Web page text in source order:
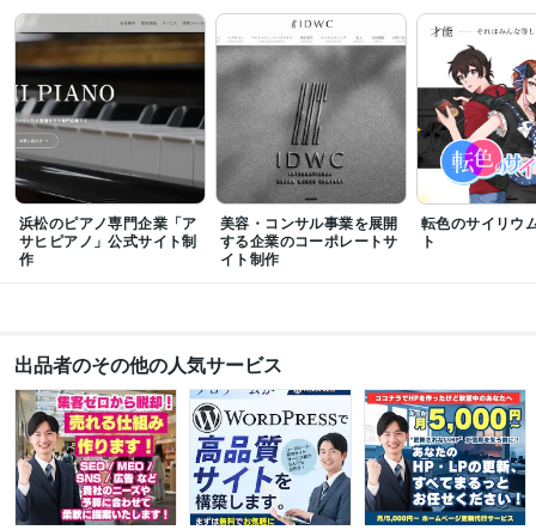
プログラミング言語・フレームワーク
CSS:10年HTML:10年JavaScript:10年 SQL:8年jQuery:10年
Ruby on Rails:8年
PostgreSQL:8年
ビジネス・クリエイティブツール
STUDIO:4年 ペライチ:4年Google スプレッドシート:10年
Google ドキュメント:10年Shopify:2年 Google Analytics:5年
Google Tag Manager:5年Zapier:1年ChatGPT:2年Adobe Photoshop:10年
Adobe Illustrator:10年Canva:3年Figma:3年Adobe XD:3年
浜松のピアノ専門企業「ア
サヒピアノ」公式サイト制
作
美容・コンサル事業を展開
する企業のコーポレートサ
イト制作
転色のサイリウ
ト
出品者のその他の人気サービス